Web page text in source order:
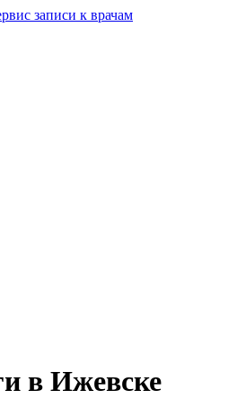
в Ижевске